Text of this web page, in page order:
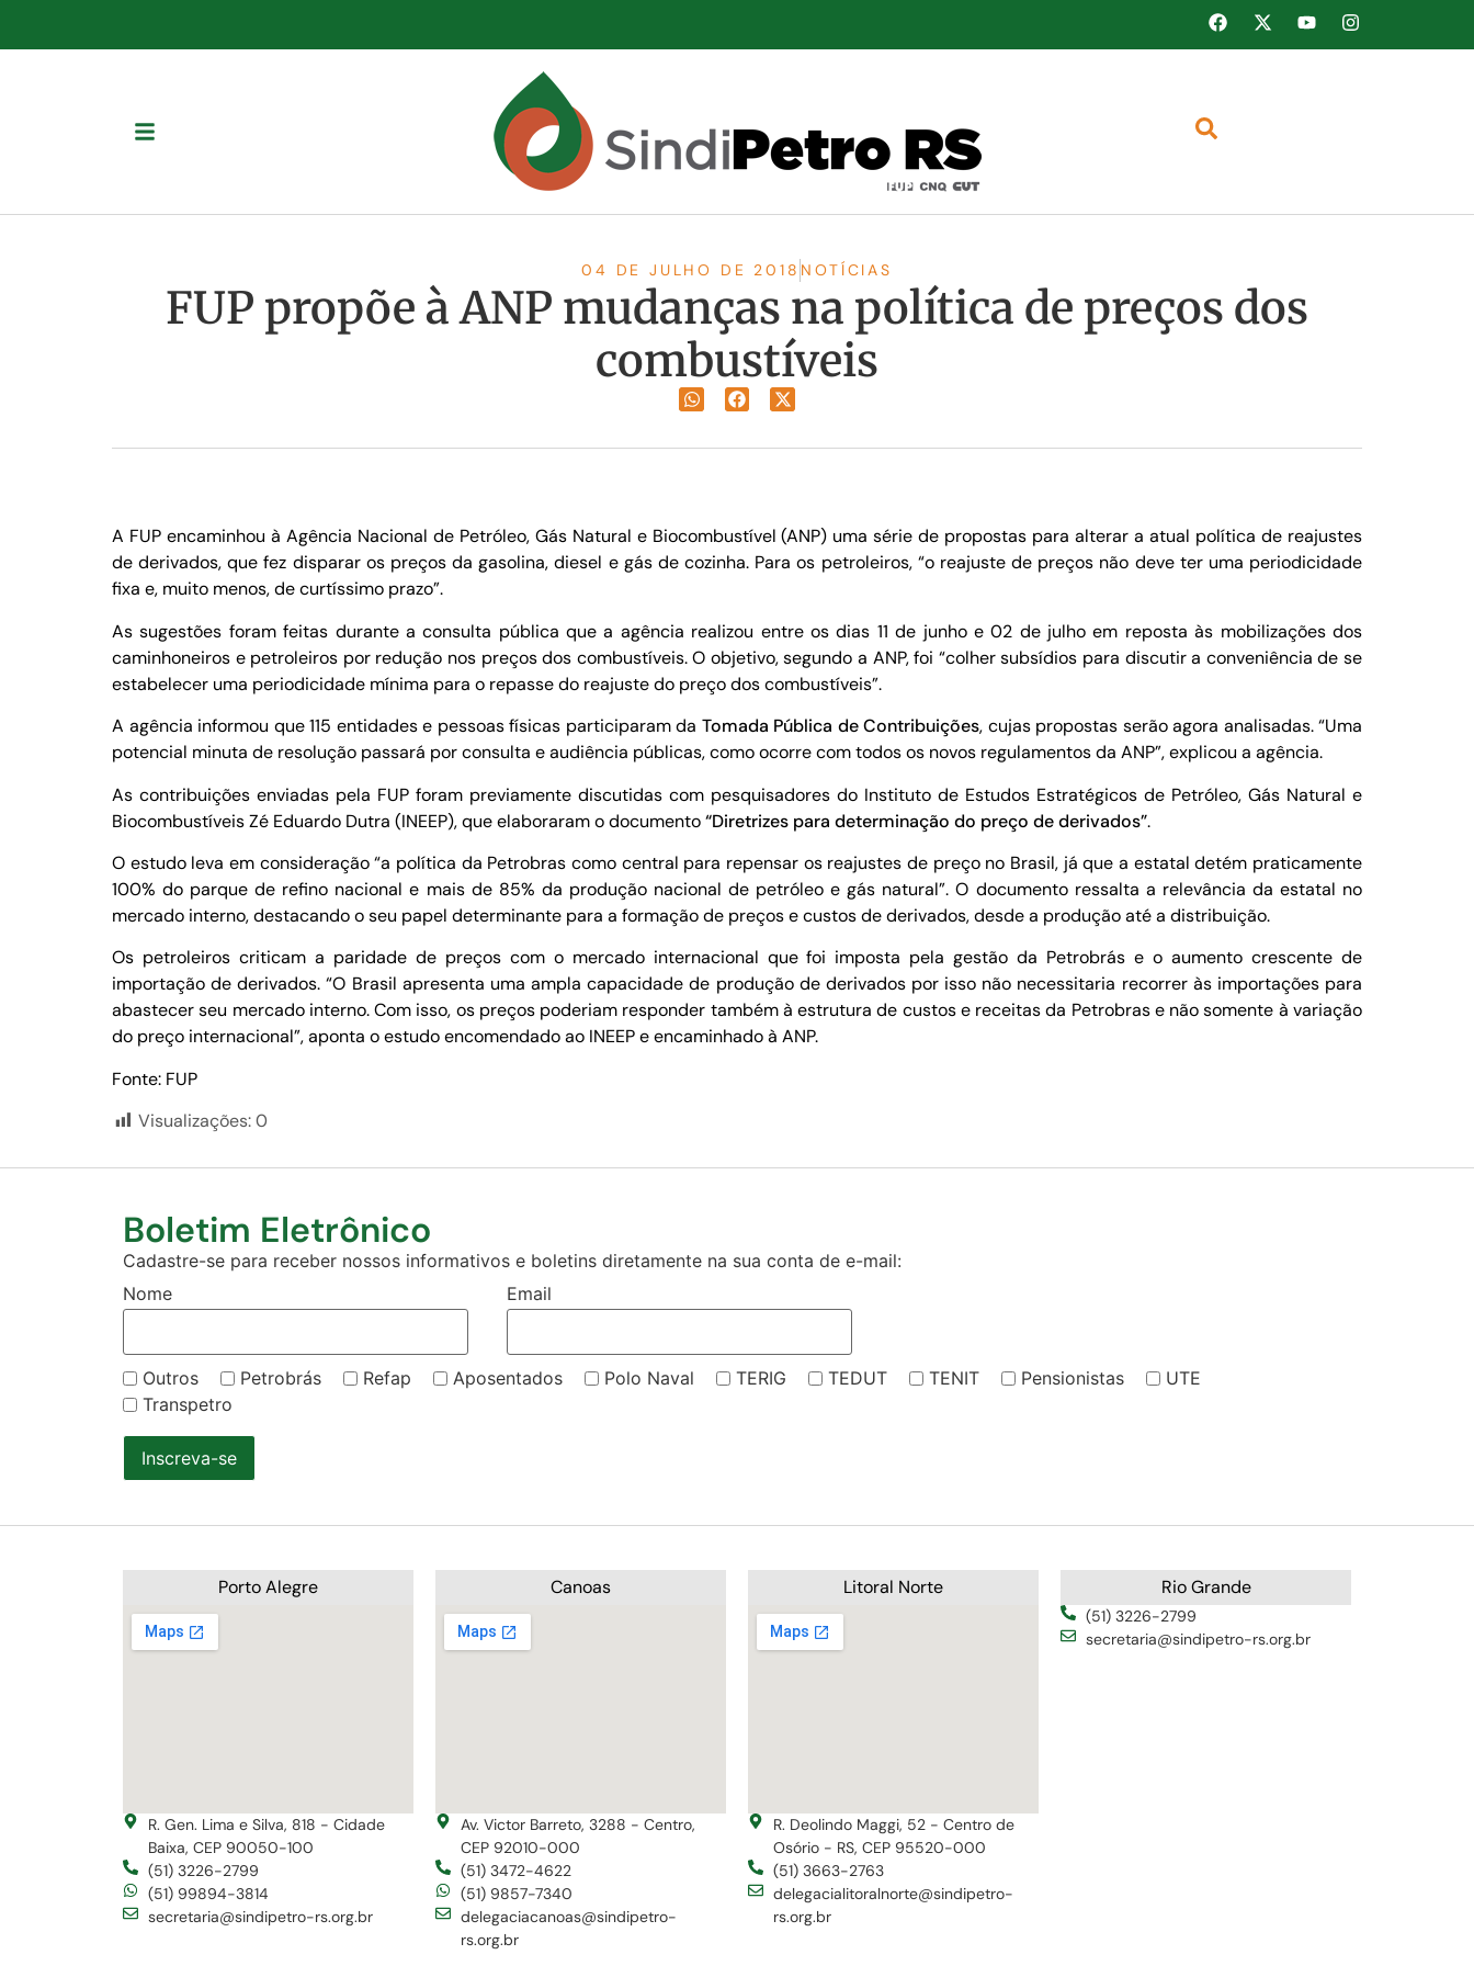
04 DE JULHO DE 2018 NOTÍCIAS
FUP propõe à ANP mudanças na política de preços dos
combustíveis
A FUP encaminhou à Agência Nacional de Petróleo, Gás Natural e Biocombustível (ANP) uma série de propostas para alterar a atual política de reajustes
de derivados, que fez disparar os preços da gasolina, diesel e gás de cozinha. Para os petroleiros, “o reajuste de preços não deve ter uma periodicidade
fixa e, muito menos, de curtíssimo prazo”.
As sugestões foram feitas durante a consulta pública que a agência realizou entre os dias 11 de junho e 02 de julho em reposta às mobilizações dos
caminhoneiros e petroleiros por redução nos preços dos combustíveis. O objetivo, segundo a ANP, foi “colher subsídios para discutir a conveniência de se
estabelecer uma periodicidade mínima para o repasse do reajuste do preço dos combustíveis”.
A agência informou que 115 entidades e pessoas físicas participaram da Tomada Pública de Contribuições, cujas propostas serão agora analisadas. “Uma
potencial minuta de resolução passará por consulta e audiência públicas, como ocorre com todos os novos regulamentos da ANP”, explicou a agência.
As contribuições enviadas pela FUP foram previamente discutidas com pesquisadores do Instituto de Estudos Estratégicos de Petróleo, Gás Natural e
Biocombustíveis Zé Eduardo Dutra (INEEP), que elaboraram o documento“Diretrizes para determinação do preço de derivados”.
O estudo leva em consideração “a política da Petrobras como central para repensar os reajustes de preço no Brasil, já que a estatal detém praticamente
100% do parque de refino nacional e mais de 85% da produção nacional de petróleo e gás natural”. O documento ressalta a relevância da estatal no
mercado interno, destacando o seu papel determinante para a formação de preços e custos de derivados, desde a produção até a distribuição.
Os petroleiros criticam a paridade de preços com o mercado internacional que foi imposta pela gestão da Petrobrás e o aumento crescente de
importação de derivados. “O Brasil apresenta uma ampla capacidade de produção de derivados por isso não necessitaria recorrer às importações para
abastecer seu mercado interno. Com isso, os preços poderiam responder também à estrutura de custos e receitas da Petrobras e não somente à variação
do preço internacional”, aponta o estudo encomendado ao INEEP e encaminhado à ANP.
Fonte: FUP
Visualizações:0
Boletim Eletrônico
Cadastre-se para receber nossos informativos e boletins diretamente na sua conta de e-mail:
Nome
Email
Outros Petrobrás Refap Aposentados Polo Naval TERIG TEDUT TENIT Pensionistas
UTE
Transpetro
Inscreva-se
Porto Alegre
R. Gen. Lima e Silva, 818 - Cidade
Baixa, CEP 90050-100
(51) 3226-2799
(51) 99894-3814
secretaria@sindipetro-rs.org.br
Canoas
Av. Victor Barreto, 3288 - Centro,
CEP 92010-000
(51) 3472-4622
(51) 9857-7340
delegaciacanoas@sindipetro-
rs.org.br
Litoral Norte
R. Deolindo Maggi, 52 - Centro de
Osório - RS, CEP 95520-000
(51) 3663-2763
delegacialitoralnorte@sindipetro-
rs.org.br
Rio Grande
(51) 3226-2799
secretaria@sindipetro-rs.org.br